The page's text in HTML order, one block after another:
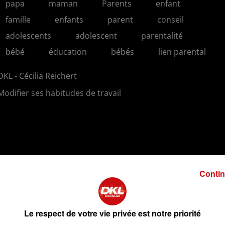
papa maman Parents
enfant
famille
enfants parent
conseil
adolescents
adolescent
parentalité
bébé
éducation bébés lien parental
- Cécilia Reichert
ses habitudes de travail
2 min 25
Le respect de votre vie privée est notre priorité